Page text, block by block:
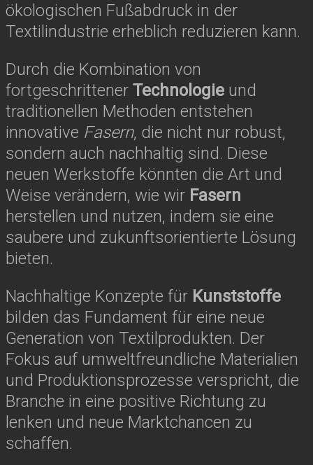
ökologischen Fußabdruck in der
Textilindustrie erheblich reduzieren kann.
Durch die Kombination von
fortgeschrittener Technologie und
traditionellen Methoden entstehen
innovative Fasern, die nicht nur robust,
sondern auch nachhaltig sind. Diese
neuen Werkstoffe könnten die Art und
Weise verändern, wie wir Fasern
herstellen und nutzen, indem sie eine
saubere und zukunftsorientierte Lösung
bieten.
Nachhaltige Konzepte für Kunststoffe
bilden das Fundament für eine neue
Generation von Textilprodukten. Der
Fokus auf umweltfreundliche Materialien
und Produktionsprozesse verspricht, die
Branche in eine positive Richtung zu
lenken und neue Marktchancen zu
schaffen.